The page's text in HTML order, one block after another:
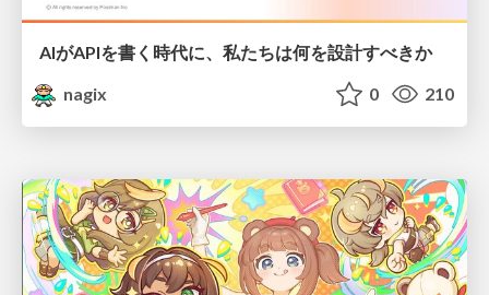
AIがAPIを書く時代に、私たちは何を設計すべきか
nagix
0 210